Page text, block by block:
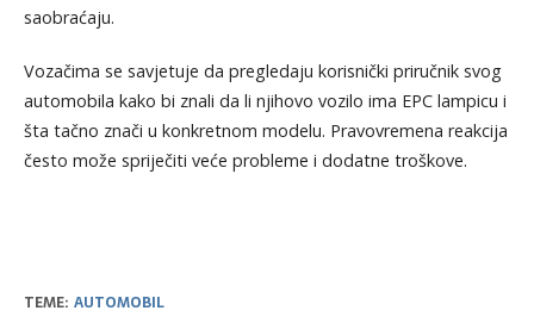
saobraćaju.
Vozačima se savjetuje da pregledaju korisnički priručnik svog
automobila kako bi znali da li njihovo vozilo ima EPC lampicu i
šta tačno znači u konkretnom modelu. Pravovremena reakcija
često može spriječiti veće probleme i dodatne troškove.
TEME: AUTOMOBIL